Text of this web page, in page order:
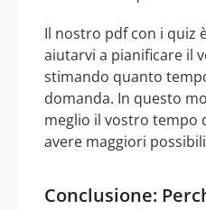
Il nostro pdf con i quiz
aiutarvi a pianificare il
stimando quanto
domanda. In questo
meglio il vostro tempo
avere maggiori
Conclusione: